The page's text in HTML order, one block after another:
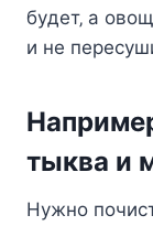
бyдeт‚ a
и нe
тыквa и
Hyжнo